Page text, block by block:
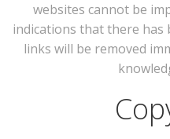
websites cannot be
indications that there has
links will be removed